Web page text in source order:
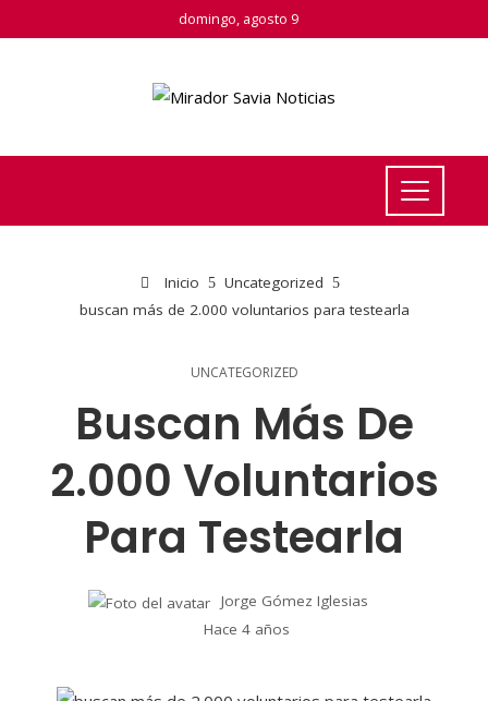
domingo, agosto 9
Inicio
Uncategorized
buscan más de 2.000 voluntarios para testearla
UNCATEGORIZED
Buscan Más De
2.000 Voluntarios
Para Testearla
Jorge Gómez Iglesias
Hace 4 años